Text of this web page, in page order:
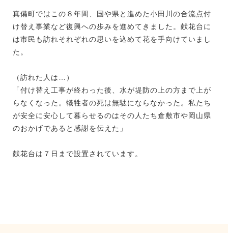
真備町ではこの８年間、国や県と進めた小田川の合流点付
け替え事業など復興への歩みを進めてきました。献花台に
は市民も訪れそれぞれの思いを込めて花を手向けていまし
た。
（訪れた人は…）
「付け替え工事が終わった後、水が堤防の上の方まで上が
らなくなった。犠牲者の死は無駄にならなかった。私たち
が安全に安心して暮らせるのはその人たち倉敷市や岡山県
のおかげであると感謝を伝えた」
献花台は７日まで設置されています。